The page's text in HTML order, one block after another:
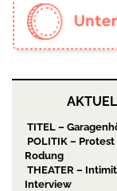
TITEL –
POLITIK –
Rodung
THEATER –
Interview